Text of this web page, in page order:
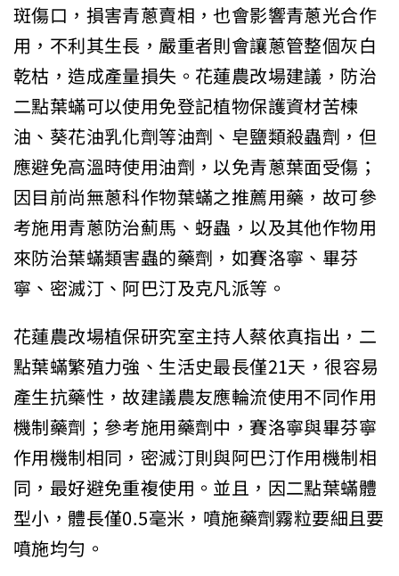
斑傷口，損害青蔥賣相，也會影響青蔥光合作
用，不利其生長，嚴重者則會讓蔥管整個灰白
乾枯，造成產量損失。花蓮農改場建議，防治
二點葉蟎可以使用免登記植物保護資材苦楝
油、葵花油乳化劑等油劑、皂鹽類殺蟲劑，但
應避免高溫時使用油劑，以免青蔥葉面受傷；
因目前尚無蔥科作物葉蟎之推薦用藥，故可參
考施用青蔥防治薊馬、蚜蟲，以及其他作物用
來防治葉蟎類害蟲的藥劑，如賽洛寧、畢芬
寧、密滅汀、阿巴汀及克凡派等。
花蓮農改場植保研究室主持人蔡依真指出，二
點葉蟎繁殖力強、生活史最長僅21天，很容易
產生抗藥性，故建議農友應輪流使用不同作用
機制藥劑；參考施用藥劑中，賽洛寧與畢芬寧
作用機制相同，密滅汀則與阿巴汀作用機制相
同，最好避免重複使用。並且，因二點葉蟎體
型小，體長僅0.5毫米，噴施藥劑霧粒要細且要
噴施均勻。